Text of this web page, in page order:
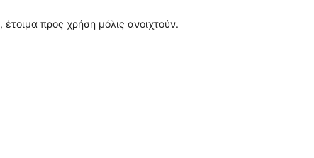
, έτοιμα προς χρήση μόλις ανοιχτούν.